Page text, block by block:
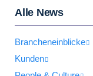
Alle News
Brancheneinblicke
Kunden